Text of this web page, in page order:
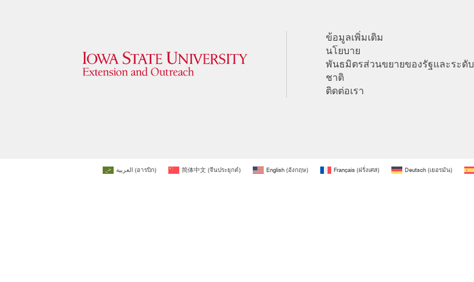
ข้อมูลเพิ่มเติม
นโยบาย
พันธมิตรส่วนขยายของรัฐและระดับ
ชาติ
ติดต่อเรา
العربية (อารบิก) 简体中文 (จีนประยุกต์) English (อังกฤษ) Français (ฝรั่งเศส) Deutsch (เยอรมัน)